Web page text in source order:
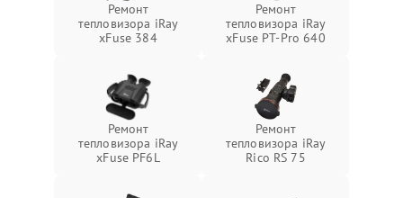
Ремонт
тепловизора iRay
xFuse 384
Ремонт
тепловизора iRay
xFuse PT-Pro 640
Ремонт
тепловизора iRay
xFuse PF6L
Ремонт
тепловизора iRay
Rico RS 75